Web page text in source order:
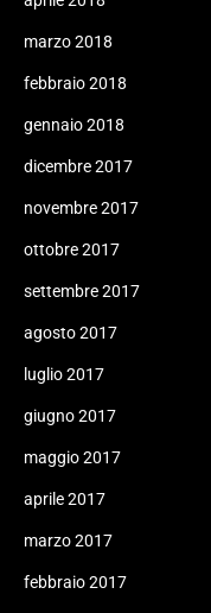
marzo 2018
febbraio 2018
gennaio 2018
dicembre 2017
novembre 2017
ottobre 2017
settembre 2017
agosto 2017
luglio 2017
giugno 2017
maggio 2017
aprile 2017
marzo 2017
febbraio 2017